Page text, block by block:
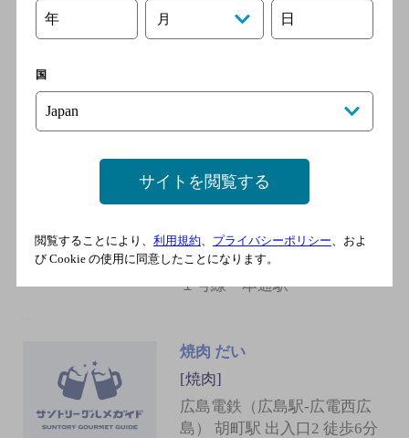
広島電鉄１号線 中電前駅／
広島電鉄宇品線 中電前駅／
[中華料理]
広島電鉄１号線 袋町駅／広
電鉄７号線 袋町駅／広島電
鉄宇品線 袋町駅／広島電鉄
１号線 本通駅
焼肉 だい
[焼肉]
広島電鉄（広島駅-広電西広
島） 胡町駅 出入口2 徒歩6分
年 月 日
国
サイトを閲覧する
閲覧することにより、 利用規約、 プライバシーポリシー、およ
び Cookie の使用に同意したことになります。